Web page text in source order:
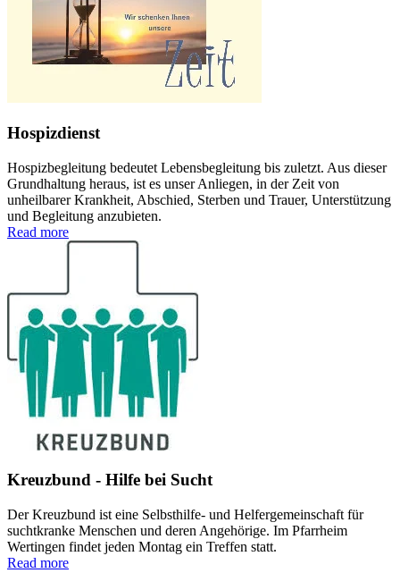
Hospizdienst
Hospizbegleitung bedeutet Lebensbegleitung bis zuletzt. Aus dieser
Grundhaltung heraus, ist es unser Anliegen, in der Zeit von
unheilbarer Krankheit, Abschied, Sterben und Trauer, Unterstützung
und Begleitung anzubieten.
Read more
Kreuzbund - Hilfe bei Sucht
Der Kreuzbund ist eine Selbsthilfe- und Helfergemeinschaft für
suchtkranke Menschen und deren Angehörige. Im Pfarrheim
Wertingen findet jeden Montag ein Treffen statt.
Read more